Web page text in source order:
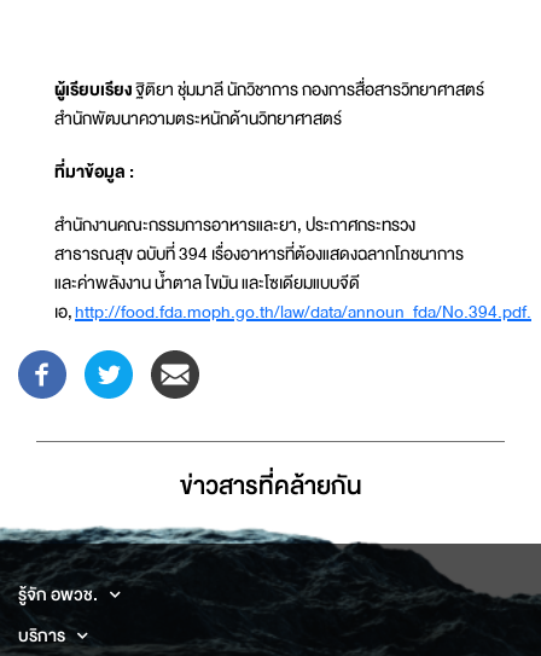
ผู้เรียบเรียงฐิติยา ชุ่มมาลี นักวิชาการ กองการสื่อสารวิทยาศาสตร์
สำนักพัฒนาความตระหนักด้านวิทยาศาสตร์
ที่มาข้อมูล :
สำนักงานคณะกรรมการอาหารและยา, ประกาศกระทรวง
สาธารณสุข ฉบับที่ 394 เรื่องอาหารที่ต้องแสดงฉลากโภชนาการ
และค่าพลังงาน น้ำตาล ไขมัน และโซเดียมแบบจีดี
เอ,http://food.fda.moph.go.th/law/data/announ_fda/No.394.pdf.
ข่าวสารที่่คล้ายกัน
รู้จัก อพวช.
บริการ